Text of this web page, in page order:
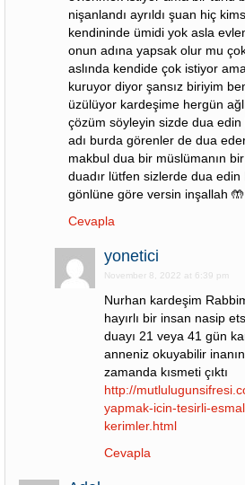
nişanlandı ayrıldı şuan hiç
kendininde ümidi yok asla
onun adına yapsak olur mu
aslında kendide çok istiyor
kuruyor diyor şansız biriyim
üzülüyor kardeşime hergün
çözüm söyleyin sizde dua edin
adı burda görenler de dua
makbul dua bir müslümanın
duadır lütfen sizlerde dua
gönlüne göre versin inşallah 🤲
Cevapla
yonetici
November 8, 2022 at 6:39 pm
Nurhan kardeşim
hayırlı bir insan nasip
duayı 21 veya 41 gün
anneniz okuyabilir
zamanda kısmeti çıktı
http://
yapmak-icin-tesirli-
kerimler.html
Cevapla